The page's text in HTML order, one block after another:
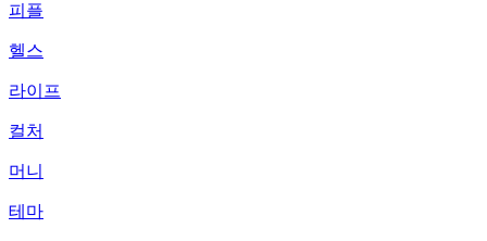
피플
헬스
라이프
컬처
머니
테마